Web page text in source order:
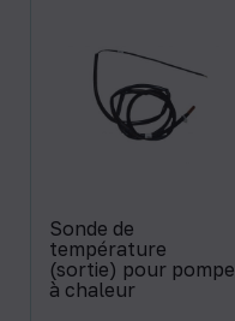
Sonde de
température
(sortie) pour pompe
à chaleur